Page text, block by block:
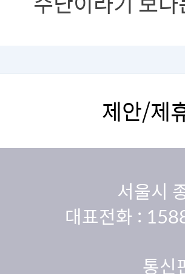
제안/제
서울시
대표전화 :
통신